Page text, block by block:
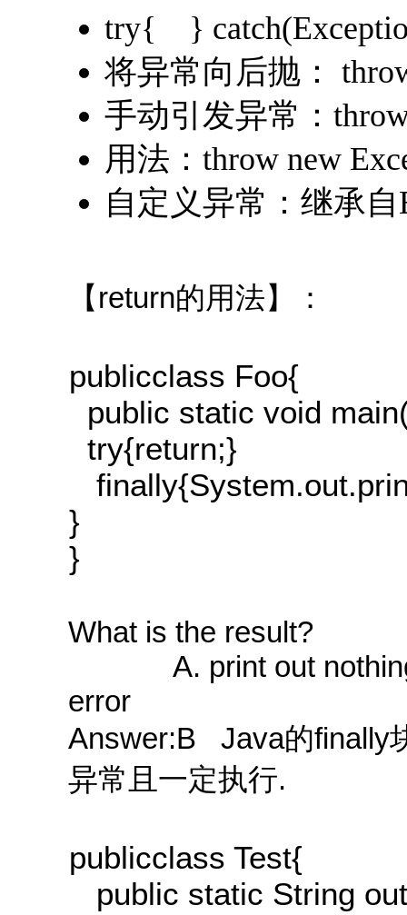
try{ }
将异常向后抛：
手动引发异常：
用法：throw new
自定义异常：继承自
【return的用法】：
publicclass Foo{
public static void
try{return;}
}
}
What is the result?
A. print out nothing
error
Answer:B Java的finally
异常且一定执行.
publicclass Test{
public static String